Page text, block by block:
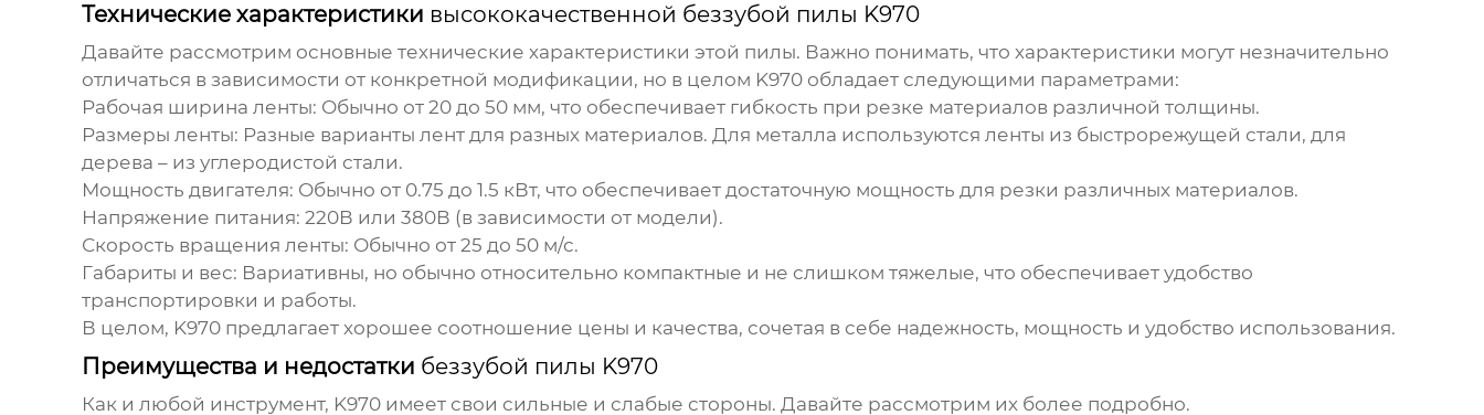
Технические характеристики высококачественной беззубой пилы K970
Давайте рассмотрим основные технические характеристики этой пилы. Важно понимать, что характеристики могут незначительно
отличаться в зависимости от конкретной модификации, но в целом K970обладает следующими параметрами:
Рабочая ширина ленты: Обычно от 20 до 50 мм, что обеспечивает гибкость при резке материалов различной толщины.
Размеры ленты: Разные варианты лент для разных материалов. Для металла используются ленты из быстрорежущей стали, для
дерева – из углеродистой стали.
Мощность двигателя: Обычно от 0.75 до 1.5 кВт, что обеспечивает достаточную мощность для резки различных материалов.
Напряжение питания: 220В или 380В (в зависимости от модели).
Скорость вращения ленты: Обычно от 25 до 50 м/с.
Габариты и вес: Вариативны, но обычно относительно компактные и не слишком тяжелые, что обеспечивает удобство
транспортировки и работы.
В целом, K970предлагает хорошее соотношение цены и качества, сочетая в себе надежность, мощность и удобство использования.
Преимущества и недостатки беззубой пилы K970
Как и любой инструмент, K970имеет свои сильные и слабые стороны. Давайте рассмотрим их более подробно.